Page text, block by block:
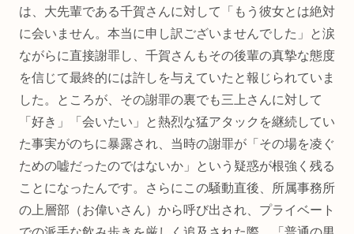
は、大先輩である千賀さんに対して「もう彼女とは絶対
に会いません。本当に申し訳ございませんでした」と涙
ながらに直接謝罪し、千賀さんもその後輩の真摯な態度
を信じて最終的には許しを与えていたと報じられていま
した。ところが、その謝罪の裏でも三上さんに対して
「好き」「会いたい」と熱烈な猛アタックを継続してい
た事実がのちに暴露され、当時の謝罪が「その場を凌ぐ
ための嘘だったのではないか」という疑惑が根強く残る
ことになったんです。さらにこの騒動直後、所属事務所
の上層部（お偉いさん）から呼び出され、プライベート